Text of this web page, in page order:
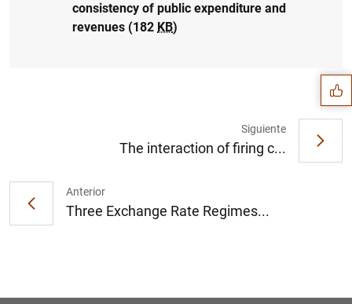
consistency of public expenditure and
revenues (182 KB)
Anterior
Three Exchange Rate Regimes...
Siguiente
The interaction of firing c...
Sugerencias